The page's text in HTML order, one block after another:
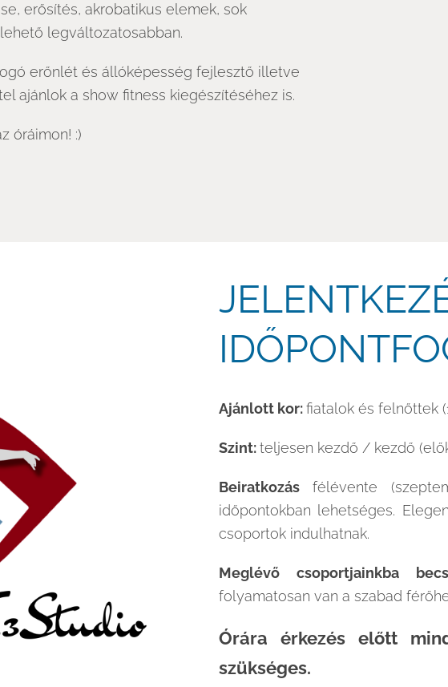
erősítés, akrobatikus elemek, sok
legváltozatosabban.
erőnlét és állóképesség fejlesztő illetve
ajánlok a show fitness kiegészítéséhez is.
óráimon! :)
Ajánlott kor:fiatalok és felnőttek
Szint:teljesen kezdő / kezdő
Beiratkozásfélévente
időpontokban lehetséges.
csoportok indulhatnak.
Meglévő csoportjainkba
folyamatosan van a szabad
Órára érkezés előtt
szükséges.